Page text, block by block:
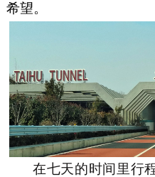
希望。
在七天的时间里行